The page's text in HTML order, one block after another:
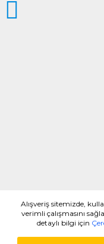
Alışveriş sitemizde,
verimli çalışmasını
detaylı bilgi için